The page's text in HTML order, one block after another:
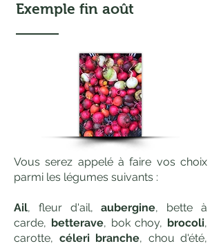
Exemple fin août
Vous serez appelé à faire vos choix
parmi les légumes suivants :
Ail, fleur d'ail,aubergine, bette à
carde, betterave, bok choy, brocoli,
carotte, céleri branche, chou d'été,